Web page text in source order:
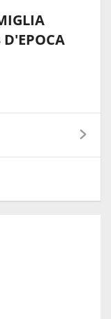
D'EPOCA